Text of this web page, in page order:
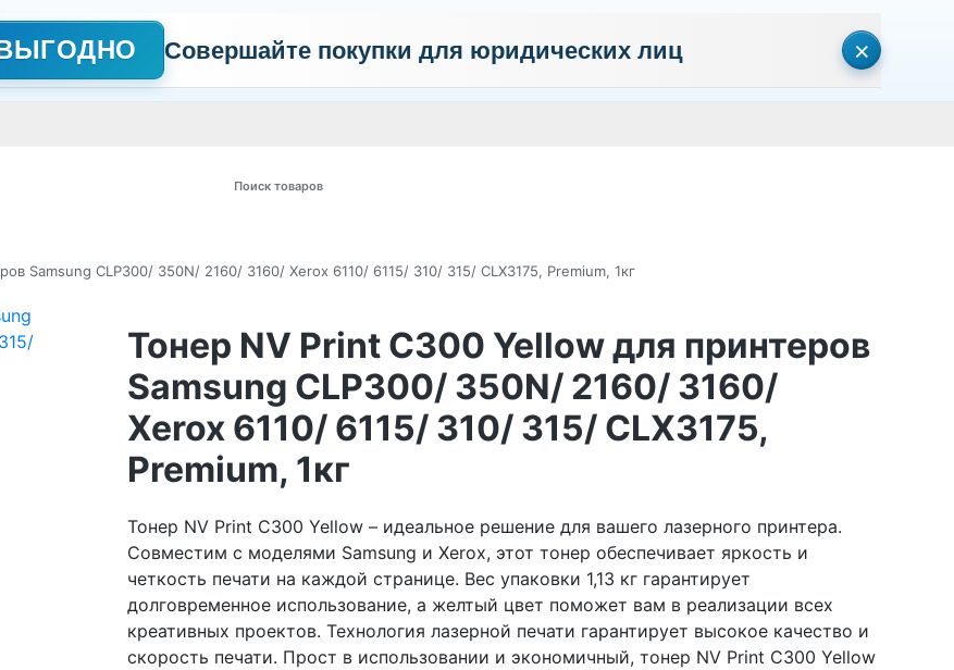
Совершайте покупки для юридических лиц ×
Samsung CLP300/ 350N/ 2160/ 3160/ Xerox 6110/ 6115/ 310/ 315/ CLX3175, Premium, 1кг
Тонер NV Print C300 Yellow для принтеров
Samsung CLP300/ 350N/ 2160/ 3160/
Xerox 6110/ 6115/ 310/ 315/ CLX3175,
Premium, 1кг
Тонер NV Print C300 Yellow – идеальное решение для вашего лазерного принтера.
Совместим с моделями Samsung и Xerox, этот тонер обеспечивает яркость и
четкость печати на каждой странице. Вес упаковки 1,13 кг гарантирует
долговременное использование, а желтый цвет поможет вам в реализации всех
креативных проектов. Технология лазерной печати гарантирует высокое качество и
скорость печати. Прост в использовании и экономичный, тонер NV Print C300 Yellow